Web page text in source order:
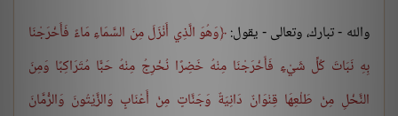
والله - تبارك، وتعالى - يقول: وَهُوَ الَّذِي أَنْزَلَ مِنَ السَّمَاءِ مَاءً فَأَخْرَجْنَا
بِهِ نَبَاتَ كُلِّ شَيْءٍ فَأَخْرَجْنَا مِنْهُ خَضِرًا نُخْرِجُ مِنْهُ حَبًّا مُتَرَاكِبًا وَمِنَ
النَّخْلِ مِنْ طَلْعِهَا قِنْوَانٌ دَانِيَةٌ وَجَنَّاتٍ مِنْ أَعْنَابٍ وَالزَّيْتُونَ وَالرُّمَّانَ